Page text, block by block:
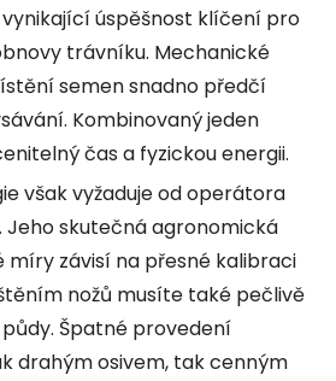
úspěšnost klíčení pro
trávníku. Mechanické
semen snadno předčí
Kombinovaný jeden
čas a fyzickou energii.
však vyžaduje od operátora
skutečná agronomická
míry závisí na přesné kalibraci
nožů musíte také pečlivě
Špatné provedení
drahým osivem, tak cenným